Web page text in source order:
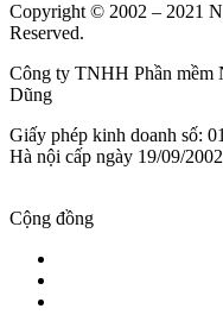
Copyright © 2002 – 2021
Reserved.
Công ty TNHH Phần mềm
Dũng
Giấy phép kinh doanh số:
Hà nội cấp ngày 19/09/2002
Cộng đồng